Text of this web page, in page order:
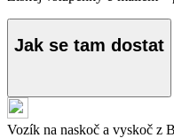
Jak se tam dostat
Vozík na naskoč a vyskoč z